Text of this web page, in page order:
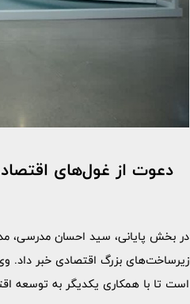
دعوت از غول‌های اقتصاد
در بخش پایانی، سید احسان مدرسی،
زیرساخت‌های بزرگ اقتصادی خبر داد.
است تا با همکاری یکدیگر به توسعه